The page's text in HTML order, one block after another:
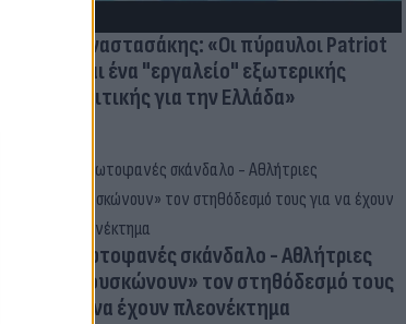
Γ. Αναστασάκης: «Οι πύραυλοι Patriot
είναι ένα "εργαλείο" εξωτερικής
πολιτικής για την Ελλάδα»
Πρωτοφανές σκάνδαλο - Aθλήτριες
«φουσκώνουν» τον στηθόδεσμό τους
για να έχουν πλεονέκτημα